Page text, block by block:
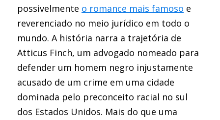
possivelmente o romance mais famoso e
reverenciado no meio jurídico em todo o
mundo. A história narra a trajetória de
Atticus Finch, um advogado nomeado para
defender um homem negro injustamente
acusado de um crime em uma cidade
dominada pelo preconceito racial no sul
dos Estados Unidos. Mais do que uma